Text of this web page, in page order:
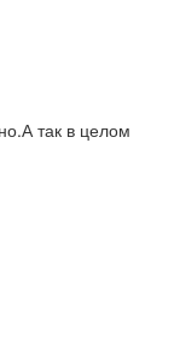
так в целом